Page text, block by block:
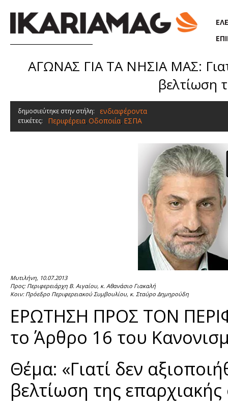
ΑΓΩΝΑΣ ΓΙΑ ΤΑ ΝΗΣΙΑ ΜΑΣ:
βελτίωση
δημοσιεύτηκε στην στήλη: ενδιαφέροντα
ετικέτες: Περιφέρεια, Οδοποιία, ΕΣΠΑ
Μυτιλήνη, 10.07.2013
Προς: Περιφερειάρχη Β. Αιγαίου, κ. Αθανάσιο Γιακαλή
Κοιν: Πρόεδρο Περιφερειακού Συμβουλίου, κ. Σταύρο Δημηρούδη
ΕΡΩΤΗΣΗ ΠΡΟΣ ΤΟΝ
το Άρθρο 16 του
Θέμα: «Γιατί δεν
βελτίωση της